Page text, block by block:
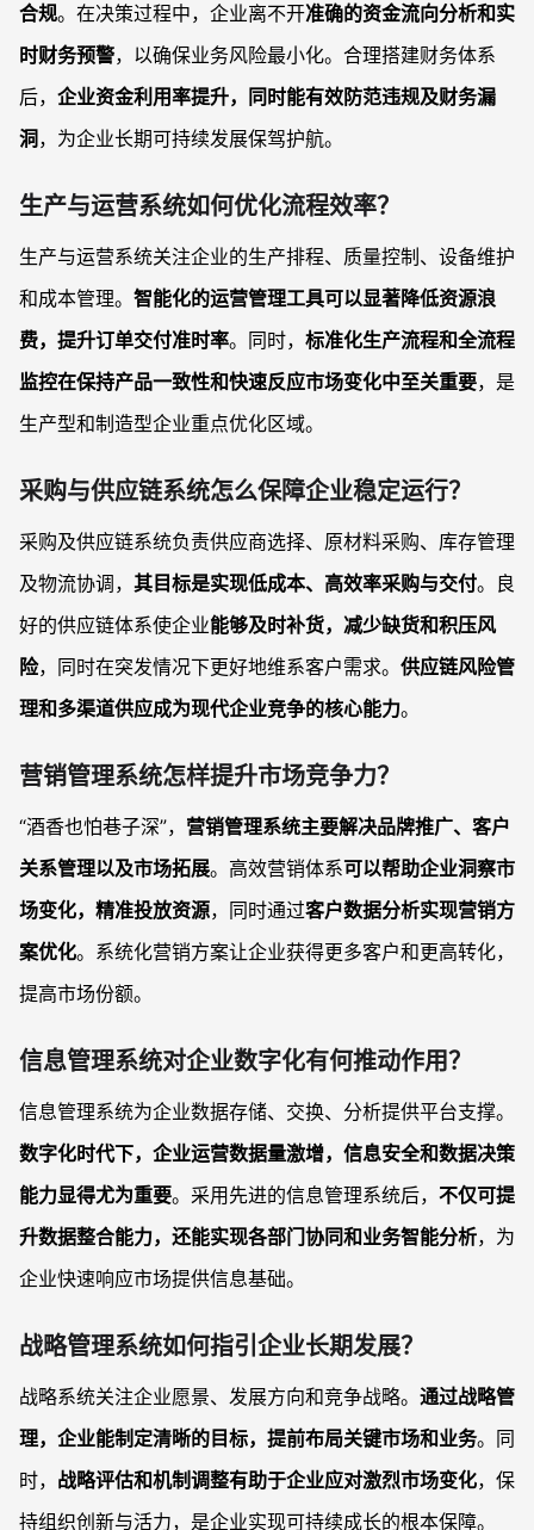
合规。在决策过程中，企业离不开准确的资金流向分析和实
时财务预警，以确保业务风险最小化。合理搭建财务体系
后， 企业资金利用率提升，同时能有效防范违规及财务漏
洞 ，为企业长期可持续发展保驾护航。
生产与运营系统如何优化流程效率？
生产与运营系统关注企业的生产排程、质量控制、设备维护
和成本管理。 智能化的运营管理工具可以显著降低资源浪
费，提升订单交付准时率。同时， 标准化生产流程和全流程
监控在保持产品一致性和快速反应市场变化中至关重要，是
生产型和制造型企业重点优化区域。
采购与供应链系统怎么保障企业稳定运行？
采购及供应链系统负责供应商选择、原材料采购、库存管理
及物流协调， 其目标是实现低成本、高效率采购与交付。良
好的供应链体系使企业能够及时补货，减少缺货和积压风
险，同时在突发情况下更好地维系客户需求。 供应链风险管
理和多渠道供应成为现代企业竞争的核心能力。
营销管理系统怎样提升市场竞争力？
“酒香也怕巷子深”， 营销管理系统主要解决品牌推广、客户
关系管理以及市场拓展。高效营销体系可以帮助企业洞察市
场变化，精准投放资源，同时通过客户数据分析实现营销方
案优化。系统化营销方案让企业获得更多客户和更高转化，
提高市场份额。
信息管理系统对企业数字化有何推动作用？
信息管理系统为企业数据存储、交换、分析提供平台支撑。
数字化时代下，企业运营数据量激增，信息安全和数据决策
能力显得尤为重要。采用先进的信息管理系统后， 不仅可提
升数据整合能力，还能实现各部门协同和业务智能分析，为
企业快速响应市场提供信息基础。
战略管理系统如何指引企业长期发展？
战略系统关注企业愿景、发展方向和竞争战略。 通过战略管
理，企业能制定清晰的目标，提前布局关键市场和业务。同
时， 战略评估和机制调整有助于企业应对激烈市场变化，保
持组织创新与活力，是企业实现可持续成长的根本保障。